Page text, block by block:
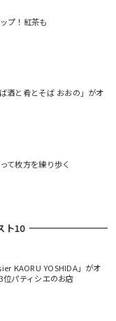
プ！紅茶も
酒と肴とそば おおの」がオ
て枚方を練り歩く
ト10
KAORU YOSHIDA」がオ
位パティシエのお店